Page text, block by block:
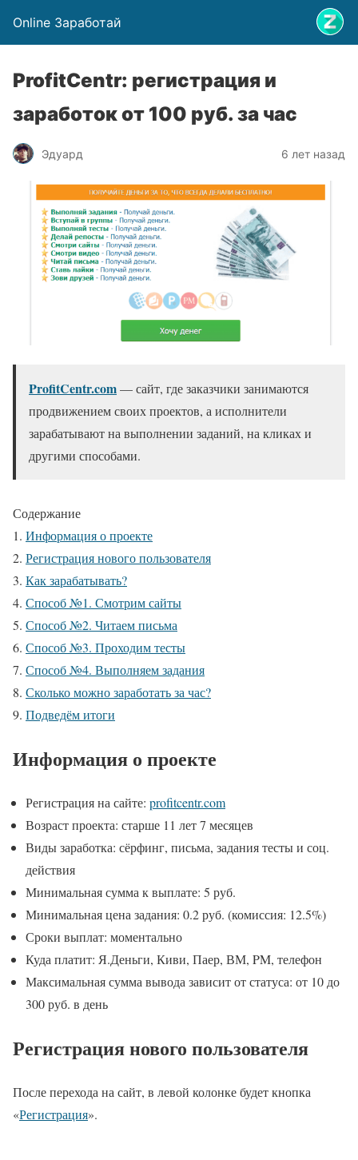
Online Заработай
ProfitCentr: регистрация и
заработок от 100 руб. за час
Эдуард 6 лет назад
ProfitCentr.com— сайт, где заказчики занимаются
продвижением своих проектов, а исполнители
зарабатывают на выполнении заданий, на кликах и
другими способами.
Содержание
Информация о проекте
Регистрация нового пользователя
Как зарабатывать?
Способ №1. Смотрим сайты
Способ №2. Читаем письма
Способ №3. Проходим тесты
Способ №4. Выполняем задания
Сколько можно заработать за час?
Подведём итоги
Информация о проекте
Регистрация на сайте: profitcentr.com
Возраст проекта: старше 11 лет 7 месяцев
Виды заработка: сёрфинг, письма, задания тесты и соц.
действия
Минимальная сумма к выплате: 5 руб.
Минимальная цена задания: 0.2 руб. (комиссия: 12.5%)
Сроки выплат: моментально
Куда платит: Я.Деньги, Киви, Паер, ВМ, PM, телефон
Максимальная сумма вывода зависит от статуса: от 10 до
300 руб. в день
Регистрация нового пользователя
После перехода на сайт, в левой колонке будет кнопка
«Регистрация».